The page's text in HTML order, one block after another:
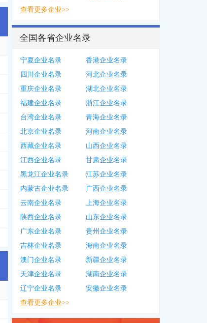
查看更多企业>>
全国各省企业名录
宁夏企业名录
香港企业名录
四川企业名录
河北企业名录
重庆企业名录
湖北企业名录
福建企业名录
浙江企业名录
台湾企业名录
青海企业名录
北京企业名录
河南企业名录
西藏企业名录
山西企业名录
江西企业名录
甘肃企业名录
黑龙江企业名录
江苏企业名录
内蒙古企业名录
广西企业名录
云南企业名录
上海企业名录
陕西企业名录
山东企业名录
广东企业名录
贵州企业名录
吉林企业名录
海南企业名录
澳门企业名录
新疆企业名录
天津企业名录
湖南企业名录
辽宁企业名录
安徽企业名录
查看更多企业>>